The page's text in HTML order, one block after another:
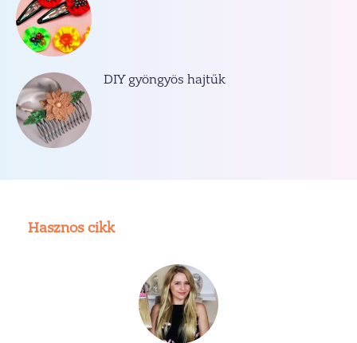
DIY gyöngyös hajtűk
Hasznos cikk